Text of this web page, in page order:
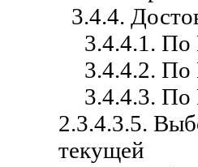
3.4.4.
3.4.4.1. По
3.4.4.2.
3.4.4.3.
2.3.4.3.5.
текущей